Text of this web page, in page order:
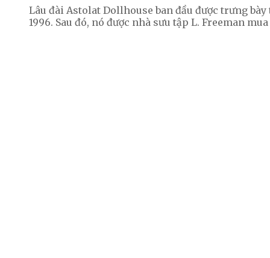
Lâu đài Astolat Dollhouse ban đầu được trưng
1996. Sau đó, nó được nhà sưu tập L. Freeman